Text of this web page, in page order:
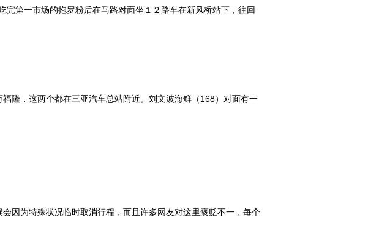
完第一市场的抱罗粉后在马路对面坐１２路车在新风桥站下，往回
隆，这两个都在三亚汽车总站附近。刘文波海鲜（168）对面有一
因为特殊状况临时取消行程，而且许多网友对这里褒贬不一，每个